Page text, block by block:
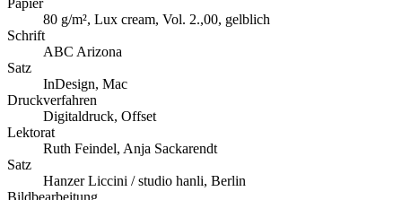
Papier
80 g/m², Lux cream, Vol. 2.,00, gelblich
Schrift
ABC Arizona
Satz
InDesign, Mac
Druckverfahren
Digitaldruck, Offset
Lektorat
Ruth Feindel, Anja Sackarendt
Satz
Hanzer Liccini / studio hanli, Berlin
Bildbearbeitung